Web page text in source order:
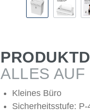
ALLES
Kleines Büro
Sicherheitsstufe: P-